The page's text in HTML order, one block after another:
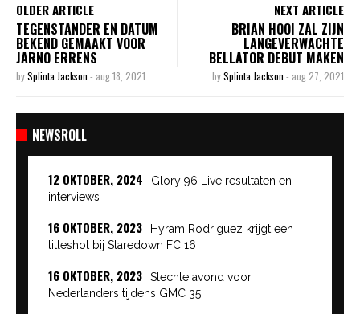
OLDER ARTICLE
TEGENSTANDER EN DATUM
BEKEND GEMAAKT VOOR
JARNO ERRENS
bySplinta Jackson - aug 18, 2021
NEXT ARTICLE
BRIAN HOOI ZAL ZIJN
LANGEVERWACHTE
BELLATOR DEBUT MAKEN
bySplinta Jackson - aug 27, 2021
NEWSROLL
12 OKTOBER, 2024
Glory 96 Live resultaten en
interviews
16 OKTOBER, 2023
Hyram Rodriguez krijgt een
titleshot bij Staredown FC 16
16 OKTOBER, 2023
Slechte avond voor
Nederlanders tijdens GMC 35